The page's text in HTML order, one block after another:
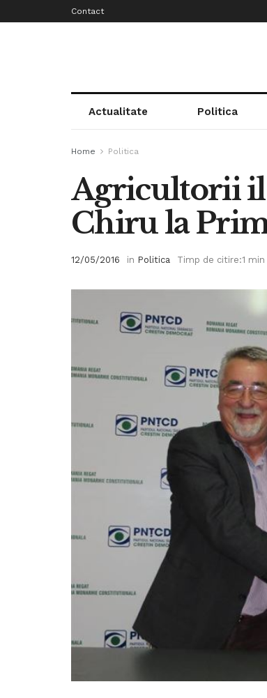
Contact
Actualitate Politica
Home Politica
Agricultorii il
Chiru la
12/05/2016 in Politica Timp de citire:1 min